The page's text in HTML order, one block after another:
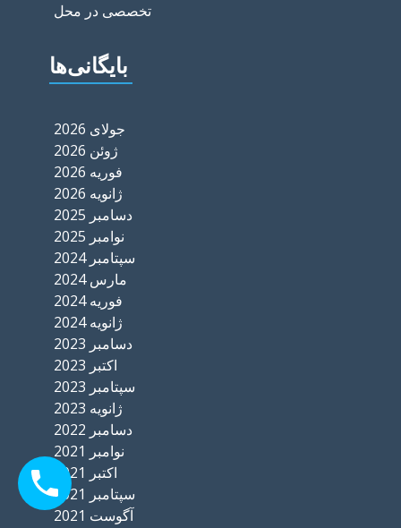
تخصصی در محل
بایگانی‌ها
جولای 2026
ژوئن 2026
فوریه 2026
ژانویه 2026
دسامبر 2025
نوامبر 2025
سپتامبر 2024
مارس 2024
فوریه 2024
ژانویه 2024
دسامبر 2023
اکتبر 2023
سپتامبر 2023
ژانویه 2023
دسامبر 2022
نوامبر 2021
اکتبر 2021
سپتامبر 2021
آگوست 2021